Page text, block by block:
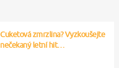
Cuketová zmrzlina? Vyzkoušejte
nečekaný letní hit…